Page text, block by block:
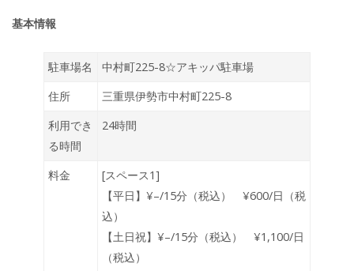
基本情報
駐車場名
中村町225-8☆アキッパ駐車場
住所
三重県伊勢市中村町225-8
利用でき
る時間
24時間
料金
[スペース1]
【平日】¥–/15分（税込） ¥600/日（税
込）
【土日祝】¥–/15分（税込） ¥1,100/日
（税込）